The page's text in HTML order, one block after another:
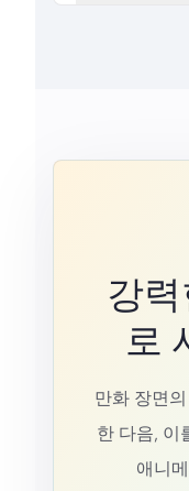
강
로
만화 장면
한 다음, 이
애니